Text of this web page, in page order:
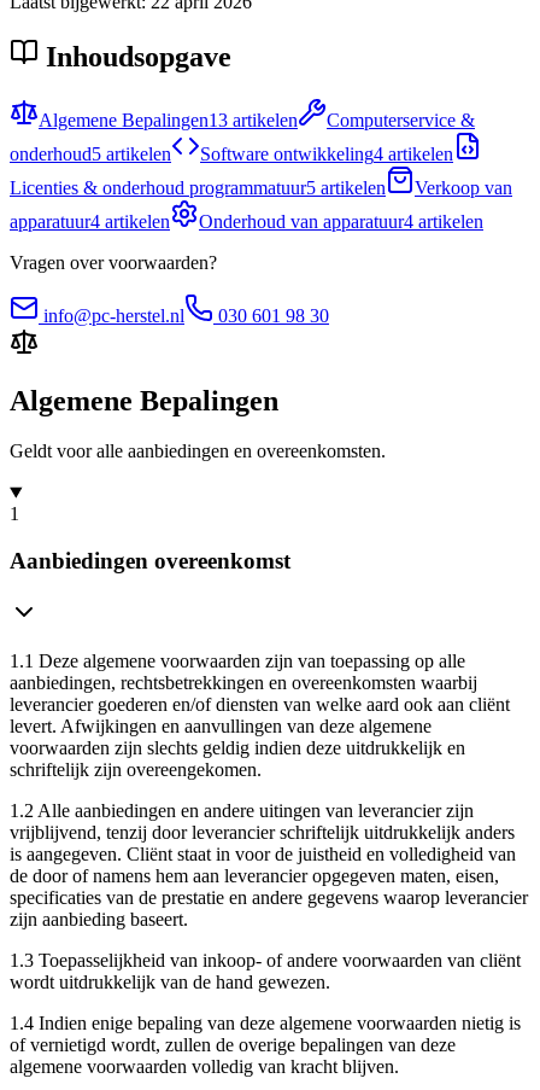
Inhoudsopgave
Algemene Bepalingen13 artikelen
Computerservice &
onderhoud5 artikelen Software ontwikkeling4 artikelen
Licenties & onderhoud programmatuur5 artikelen
Verkoop van
apparatuur4 artikelen Onderhoud van apparatuur4 artikelen
Vragen over voorwaarden?
info@pc-herstel.nl 030 601 98 30
Algemene Bepalingen
Geldt voor alle aanbiedingen en overeenkomsten.
1
Aanbiedingen overeenkomst
1.1 Deze algemene voorwaarden zijn van toepassing op alle
aanbiedingen, rechtsbetrekkingen en overeenkomsten waarbij
leverancier goederen en/of diensten van welke aard ook aan cliënt
levert. Afwijkingen en aanvullingen van deze algemene
voorwaarden zijn slechts geldig indien deze uitdrukkelijk en
schriftelijk zijn overeengekomen.
1.2 Alle aanbiedingen en andere uitingen van leverancier zijn
vrijblijvend, tenzij door leverancier schriftelijk uitdrukkelijk anders
is aangegeven. Cliënt staat in voor de juistheid en volledigheid van
de door of namens hem aan leverancier opgegeven maten, eisen,
specificaties van de prestatie en andere gegevens waarop leverancier
zijn aanbieding baseert.
1.3 Toepasselijkheid van inkoop- of andere voorwaarden van cliënt
wordt uitdrukkelijk van de hand gewezen.
1.4 Indien enige bepaling van deze algemene voorwaarden nietig is
of vernietigd wordt, zullen de overige bepalingen van deze
algemene voorwaarden volledig van kracht blijven.